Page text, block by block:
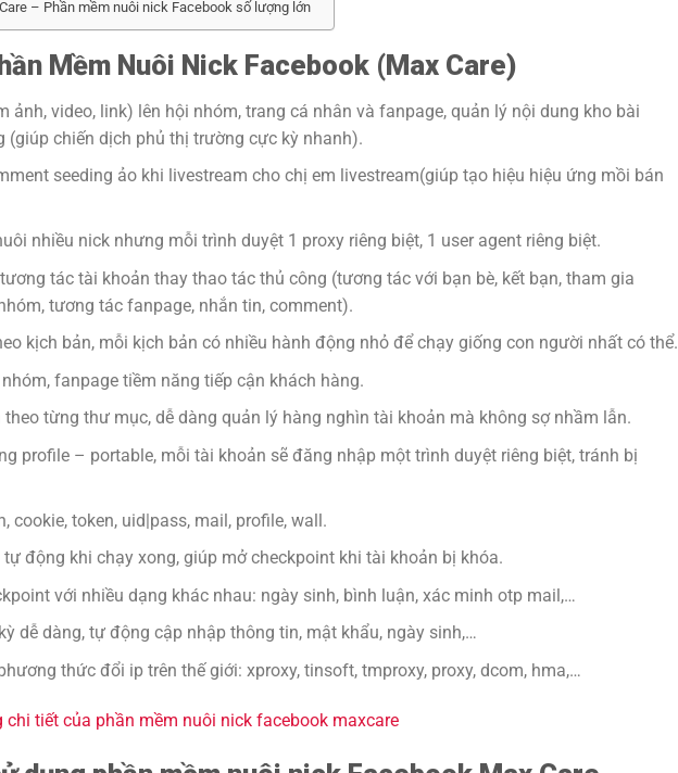
– Phần mềm nuôi nick Facebook số lượng lớn
Mềm Nuôi Nick Facebook (Max Care)
ảnh, video, link) lên hội nhóm, trang cá nhân và fanpage, quản lý nội dung kho bài
(giúp chiến dịch phủ thị trường cực kỳ nhanh).
seeding ảo khi livestream cho chị em livestream(giúp tạo hiệu hiệu ứng mồi bán
nhiều nick nhưng mỗi trình duyệt 1 proxy riêng biệt, 1 user agent riêng biệt.
tác tài khoản thay thao tác thủ công (tương tác với bạn bè, kết bạn, tham gia
tương tác fanpage, nhắn tin, comment).
kịch bản, mỗi kịch bản có nhiều hành động nhỏ để chạy giống con người nhất có thể.
fanpage tiềm năng tiếp cận khách hàng.
theo từng thư mục, dễ dàng quản lý hàng nghìn tài khoản mà không sợ nhầm lẫn.
profile – portable, mỗi tài khoản sẽ đăng nhập một trình duyệt riêng biệt, tránh bị
cookie, token, uid|pass, mail, profile, wall.
động khi chạy xong, giúp mở checkpoint khi tài khoản bị khóa.
với nhiều dạng khác nhau: ngày sinh, bình luận, xác minh otp mail,…
dễ dàng, tự động cập nhập thông tin, mật khẩu, ngày sinh,…
thức đổi ip trên thế giới: xproxy, tinsoft, tmproxy, proxy, dcom, hma,…
chi tiết của phần mềm nuôi nick facebook maxcare